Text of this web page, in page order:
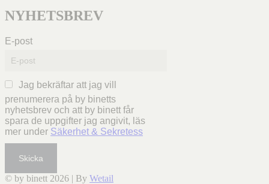
NYHETSBREV
E-post
Jag bekräftar att jag vill
prenumerera på by binetts
nyhetsbrev och att by binett får
spara de uppgifter jag angivit, läs
mer under Säkerhet & Sekretess
Skicka
© by binett 2026 | By Wetail